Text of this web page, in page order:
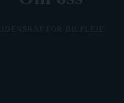
LIDENSKAP FOR BILPLEIE